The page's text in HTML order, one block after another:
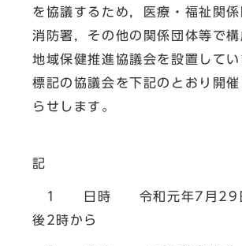
を協議するため，医療・福祉関係
消防署，その他の関係団体等で
地域保健推進協議会を設置してい
標記の協議会を下記のとおり開
らせします。
記
1 日時 令和元年7月29日
後2時から